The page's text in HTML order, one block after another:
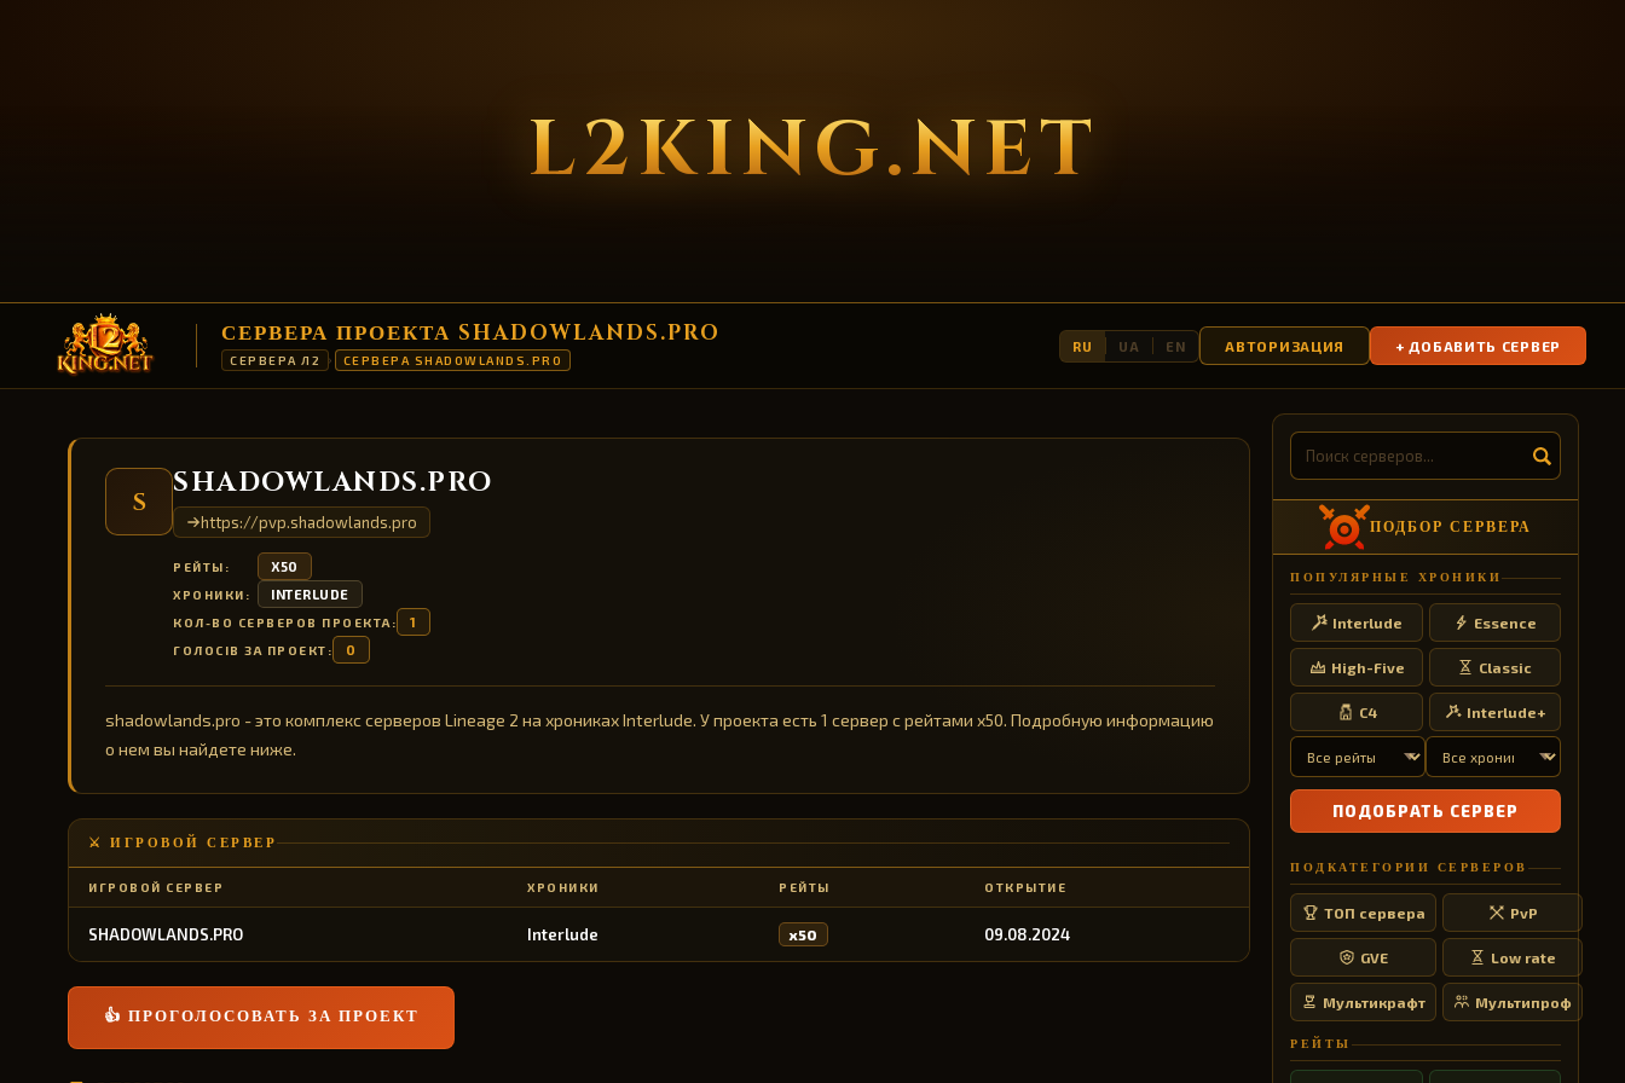
L2KING.NET
СЕРВЕРА ПРОЕКТА SHADOWLANDS.PRO
СЕРВЕРА Л2 › СЕРВЕРА SHADOWLANDS.PRO
RU UA EN АВТОРИЗАЦИЯ + ДОБАВИТЬ СЕРВЕР
S
SHADOWLANDS.PRO
https://pvp.shadowlands.pro
РЕЙТЫ: X50
ХРОНИКИ: INTERLUDE
КОЛ-ВО СЕРВЕРОВ ПРОЕКТА: 1
ГОЛОСІВ ЗА ПРОЕКТ: 0
shadowlands.pro - это комплекс серверов Lineage 2 на хрониках Interlude. У проекта есть 1 сервер с рейтами x50. Подробную информацию
о нем вы найдете ниже.
⚔️ ИГРОВОЙ СЕРВЕР
ИГРОВОЙ СЕРВЕР ХРОНИКИ РЕЙТЫ ОТКРЫТИЕ
SHADOWLANDS.PRO Interlude x50 09.08.2024
👍 ПРОГОЛОСОВАТЬ ЗА ПРОЕКТ
ПОДБОР СЕРВЕРА
ПОПУЛЯРНЫЕ ХРОНИКИ
Interlude Essence
High-Five Classic
C4 Interlude+
ПОДОБРАТЬ СЕРВЕР
ПОДКАТЕГОРИИ СЕРВЕРОВ
ТОП сервера PvP
GVE Low rate
Мультикрафт Мультипроф
РЕЙТЫ